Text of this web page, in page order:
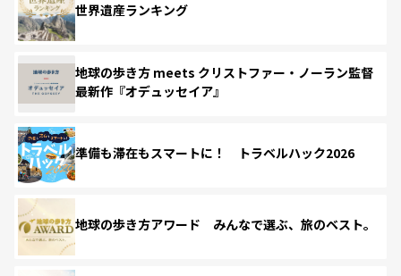
世界遺産ランキング
地球の歩き方 meets クリストファー・ノーラン監督
最新作『オデュッセイア』
準備も滞在もスマートに！ トラベルハック2026
地球の歩き方アワード みんなで選ぶ、旅のベスト。